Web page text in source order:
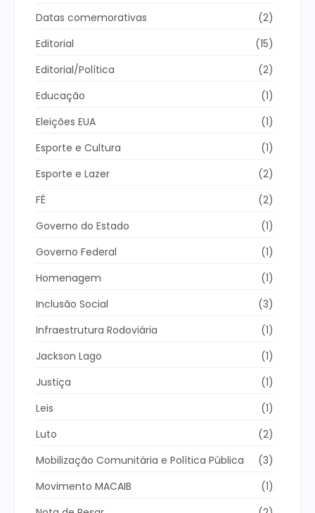
Datas comemorativas
(2)
Editorial
(15)
Editorial/Política
(2)
Educação
(1)
Eleições EUA
(1)
Esporte e Cultura
(1)
Esporte e Lazer
(2)
FÉ
(2)
Governo do Estado
(1)
Governo Federal
(1)
Homenagem
(1)
Inclusão Social
(3)
Infraestrutura Rodoviária
(1)
Jackson Lago
(1)
Justiça
(1)
Leis
(1)
Luto
(2)
Mobilização Comunitária e Política Pública
(3)
Movimento MACAIB
(1)